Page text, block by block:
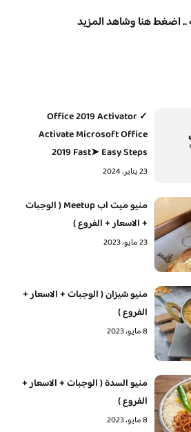
اضغط هنا وشاهد المزيد
Office 2019 Activator ✓
Activate Microsoft Office
2019 Fast➤ Easy Steps
23 يناير، 2024
منيو ميت اب Meetup ( الوجبات
+ الاسعار + الفروع )
23 مايو، 2023
منيو شيزان ( الوجبات + الاسعار +
الفروع )
8 مايو، 2023
منيو السدة ( الوجبات + الاسعار +
الفروع )
8 مايو، 2023